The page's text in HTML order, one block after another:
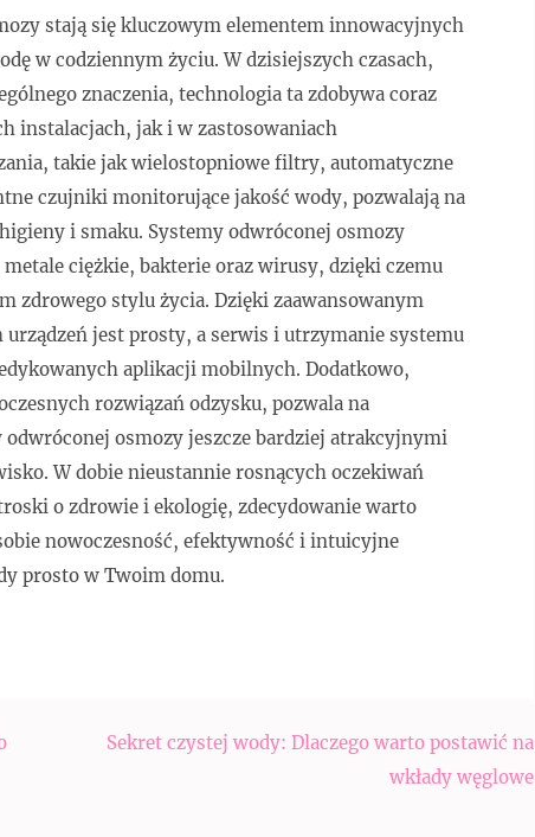
stają się kluczowym elementem innowacyjnych
w codziennym życiu. W dzisiejszych czasach,
znaczenia, technologia ta zdobywa coraz
instalacjach, jak i w zastosowaniach
takie jak wielostopniowe filtry, automatyczne
czujniki monitorujące jakość wody, pozwalają na
i smaku. Systemy odwróconej osmozy
ciężkie, bakterie oraz wirusy, dzięki czemu
zdrowego stylu życia. Dzięki zaawansowanym
jest prosty, a serwis i utrzymanie systemu
aplikacji mobilnych. Dodatkowo,
rozwiązań odzysku, pozwala na
osmozy jeszcze bardziej atrakcyjnymi
W dobie nieustannie rosnących oczekiwań
o zdrowie i ekologię, zdecydowanie warto
nowoczesność, efektywność i intuicyjne
prosto w Twoim domu.
Sekret czystej wody: Dlaczego warto postawić na
wkłady węglowe